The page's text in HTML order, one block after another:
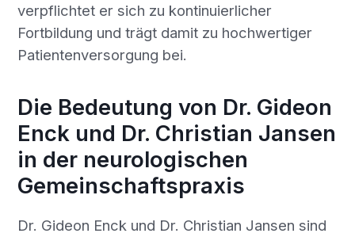
verpflichtet er sich zu kontinuierlicher
Fortbildung und trägt damit zu hochwertiger
Patientenversorgung bei.
Die Bedeutung von Dr. Gideon
Enck und Dr. Christian Jansen
in der neurologischen
Gemeinschaftspraxis
Dr. Gideon Enck und Dr. Christian Jansen sind